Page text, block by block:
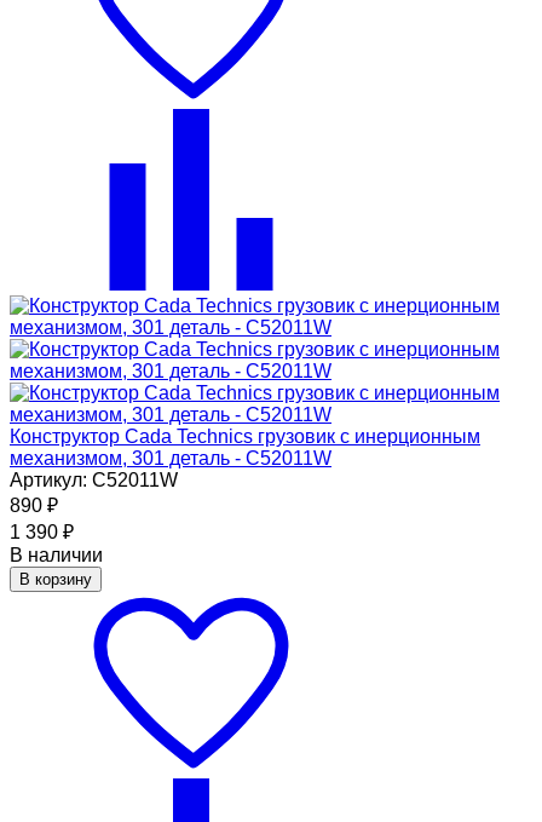
Конструктор Cada Technics грузовик c инерционным
механизмом, 301 деталь - C52011W
Артикул: C52011W
890 ₽
1 390 ₽
В наличии
В корзину